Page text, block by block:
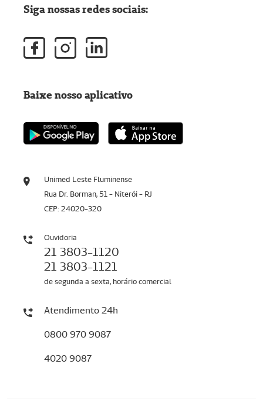
Unimed Leste Fluminense
Rua Dr. Borman, 51 - Niterói - RJ
CEP: 24020-320
Ouvidoria
21 3803-1120
21 3803-1121
de segunda a sexta, horário comercial
Atendimento 24h
0800 970 9087
4020 9087
Siga nossas redes sociais:
Baixe nosso aplicativo